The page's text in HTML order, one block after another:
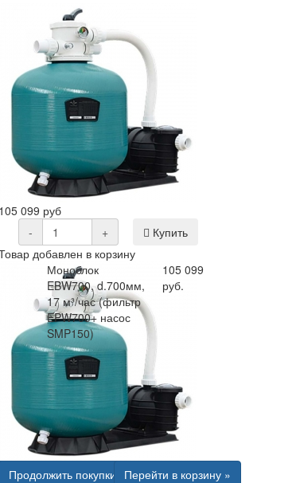
105 099 руб
-
+
Купить
добавлен в корзину
Моноблок
EBW700, d.700мм,
17 м³/час (фильтр
EPW700+ насос
SMP150)
105 099
руб.
Продолжить покупки Перейти в корзину »